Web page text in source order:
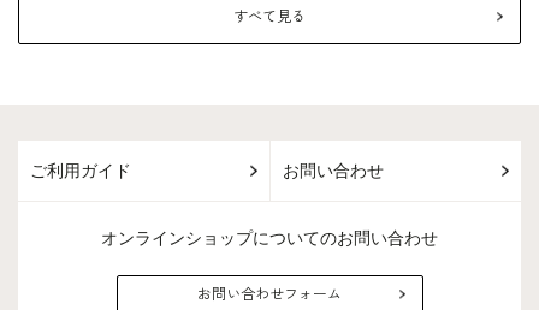
すべて見る
ご利用ガイド お問い合わせ
オンラインショップについてのお問い合わせ
お問い合わせフォーム